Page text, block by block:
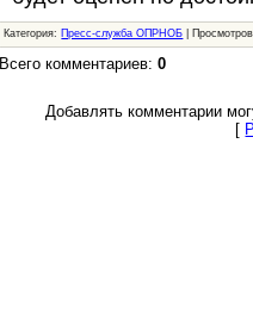
Категория: Пресс-служба ОПРНОБ |
Всего комментариев:0
Добавлять комментарии
[